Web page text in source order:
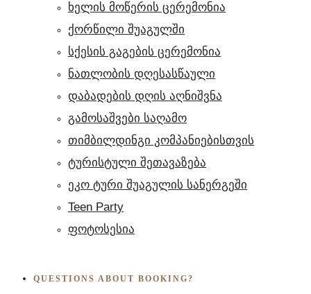
ხელის მოწერის ცერემონია
ქორწილი შუაგულში
სქესის გაგების ცერემონია
ნათლობის დღესასწაული
დაბადების დღის აღნიშვნა
გამოსაშვები საღამო
თიმბილდინგი კომპანიებისთვის
ტურისტული შეთავაზება
ეკო ტური შუაგულის სანერგეში
Teen Party
ფოტოსესია
QUESTIONS ABOUT BOOKING?